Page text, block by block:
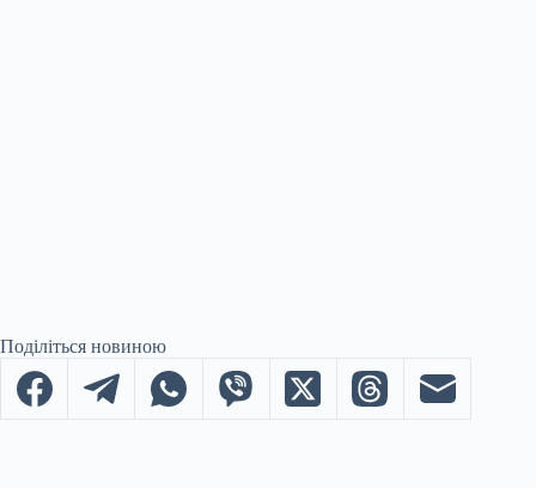
Поділіться новиною